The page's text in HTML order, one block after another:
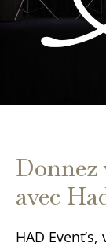
Donnez
avec
HAD